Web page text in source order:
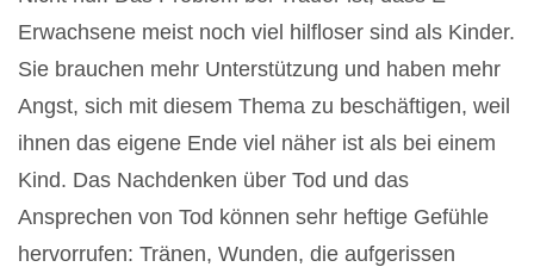
Erwachsene meist noch viel hilfloser sind als Kinder.
Sie brauchen mehr Unterstützung und haben mehr
Angst, sich mit diesem Thema zu beschäftigen, weil
ihnen das eigene Ende viel näher ist als bei einem
Kind. Das Nachdenken über Tod und das
Ansprechen von Tod können sehr heftige Gefühle
hervorrufen: Tränen, Wunden, die aufgerissen